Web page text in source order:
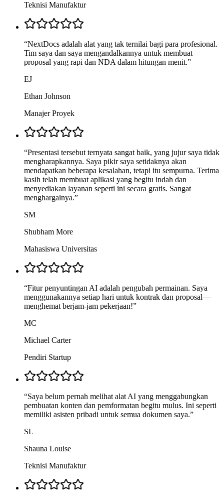
Teknisi Manufaktur
“NextDocs adalah alat yang tak ternilai bagi para profesional.
Tim saya dan saya mengandalkannya untuk membuat
proposal yang rapi dan NDA dalam hitungan menit.”
EJ
Ethan Johnson
Manajer Proyek
“Presentasi tersebut ternyata sangat baik, yang jujur saya tidak
mengharapkannya. Saya pikir saya setidaknya akan
mendapatkan beberapa kesalahan, tetapi itu sempurna. Terima
kasih telah membuat aplikasi yang begitu indah dan
menyediakan layanan seperti ini secara gratis. Sangat
menghargainya.”
SM
Shubham More
Mahasiswa Universitas
“Fitur penyuntingan AI adalah pengubah permainan. Saya
menggunakannya setiap hari untuk kontrak dan proposal—
menghemat berjam-jam pekerjaan!”
MC
Michael Carter
Pendiri Startup
“Saya belum pernah melihat alat AI yang menggabungkan
pembuatan konten dan pemformatan begitu mulus. Ini seperti
memiliki asisten pribadi untuk semua dokumen saya.”
SL
Shauna Louise
Teknisi Manufaktur